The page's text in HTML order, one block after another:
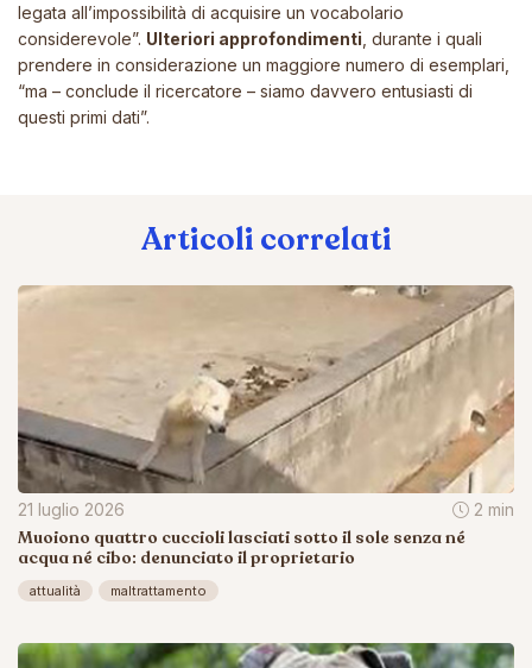
legata all’impossibilità di acquisire un vocabolario
considerevole”. Ulteriori approfondimenti , durante i quali
prendere in considerazione un maggiore numero di esemplari,
“ma – conclude il ricercatore – siamo davvero entusiasti di
questi primi dati”.
Articoli correlati
21 luglio 2026 2 min
Muoiono quattro cuccioli lasciati sotto il sole senza né
acqua né cibo: denunciato il proprietario
attualità maltrattamento